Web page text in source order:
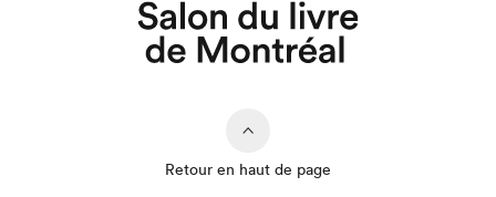
Retour en haut de page